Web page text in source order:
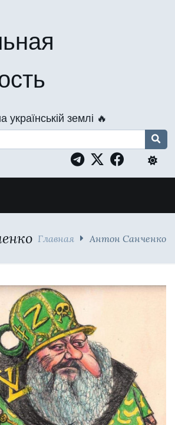
землі 🔥
Главная Антон Санченко